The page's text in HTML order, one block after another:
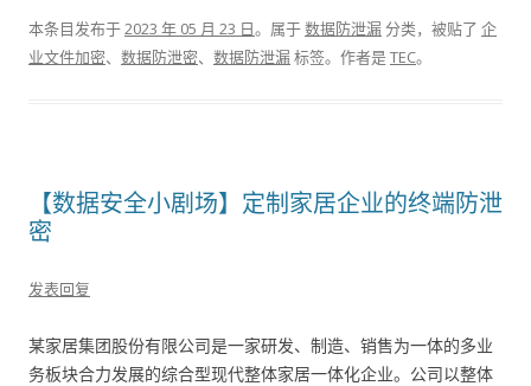
本条目发布于2023 年 05 月 23 日。属于数据防泄漏分类，被贴了 企
业文件加密、 数据防泄密、 数据防泄漏标签。 作者是TEC。
【数据安全小剧场】定制家居企业的终端防泄
密
发表回复
某家居集团股份有限公司是一家研发、制造、销售为一体的多业
务板块合力发展的综合型现代整体家居一体化企业。公司以整体